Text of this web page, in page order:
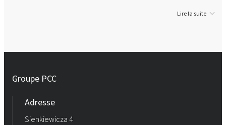
Lire la suite
Groupe PCC
Adresse
Sienkiewicza 4